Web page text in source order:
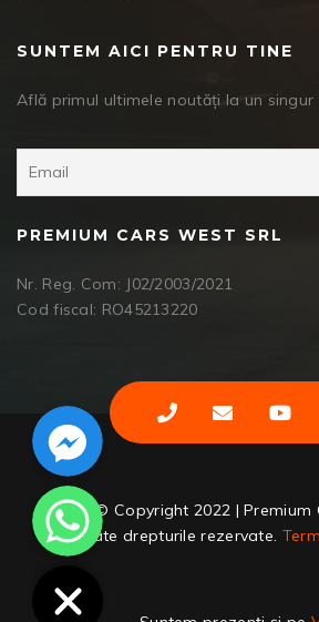
SUNTEM AICI PENTRU TINE
Află primul ultimele noutăți la un
PREMIUM CARS WEST SRL
Nr. Reg. Com: J02/2003/2021
Cod fiscal: RO45213220
© Copyright 2022 | Premium
Toate drepturile rezervate.
Facebook Messenger
WhatsApp